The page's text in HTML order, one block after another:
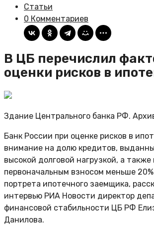
Статьи
0 Комментариев
В ЦБ перечислил
оценки рисков в
Здание Центрального банка РФ.
Банк России при оценке рисков в
внимание на долю кредитов,
высокой долговой нагрузкой, а
первоначальным взносом меньше
портрета ипотечного заемщика,
интервью РИА Новости директор
финансовой стабильности ЦБ РФ
Данилова.